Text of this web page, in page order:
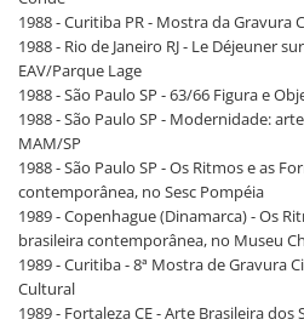
1988 - Curitiba PR - Mostra da Gravura
1988 - Rio de Janeiro RJ - Le Déjeuner
EAV/Parque Lage
1988 - São Paulo SP - 63/66 Figura e
1988 - São Paulo SP - Modernidade:
MAM/SP
1988 - São Paulo SP - Os Ritmos e as
contemporânea, no Sesc Pompéia
1989 - Copenhague (Dinamarca) - Os
brasileira contemporânea, no Museu
1989 - Curitiba - 8ª Mostra de Gravura
Cultural
1989 - Fortaleza CE - Arte Brasileira dos